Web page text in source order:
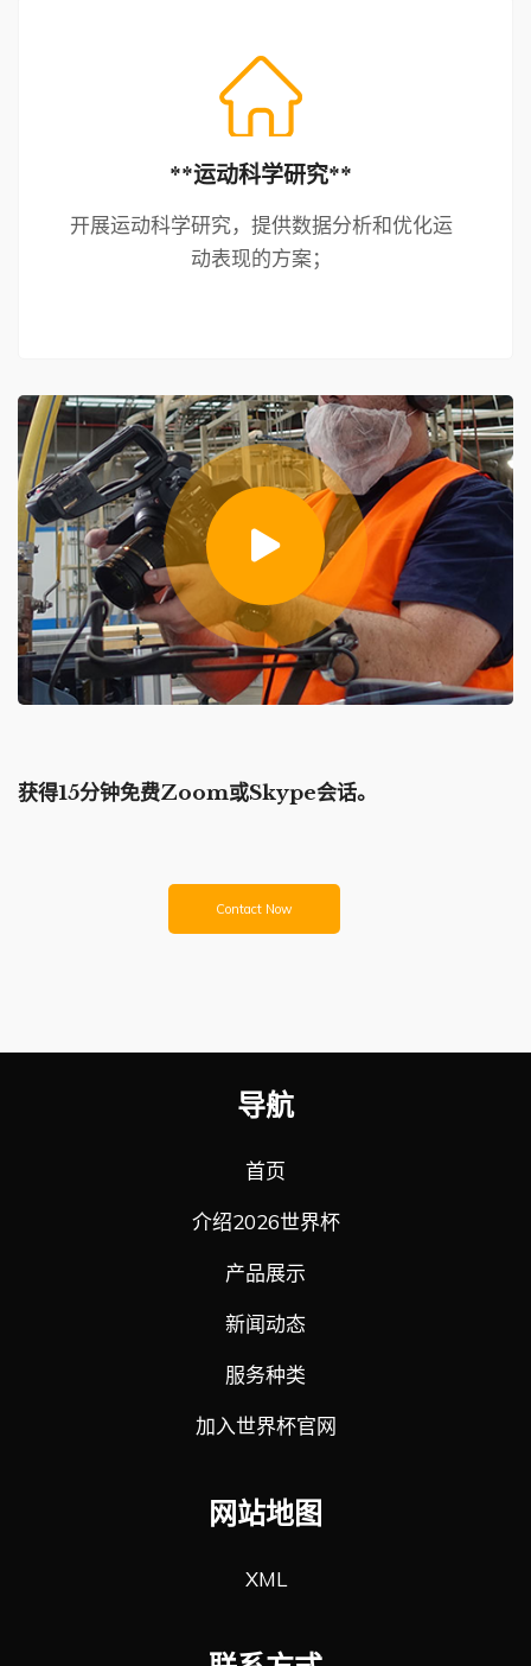
**运动科学研究**
开展运动科学研究，提供数据分析和优化运
动表现的方案；
获得15分钟免费Zoom或Skype会话。
Contact Now
导航
首页
介绍2026世界杯
产品展示
新闻动态
服务种类
加入世界杯官网
网站地图
XML